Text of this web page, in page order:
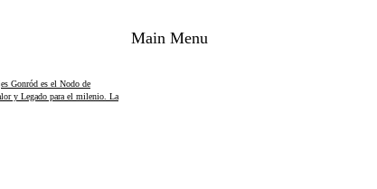
Gonród es el Nodo de
y Legado para el milenio. La
Main Menu